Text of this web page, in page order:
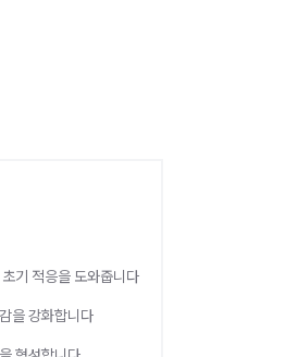
기 적응을 도와줍니다
을 강화합니다